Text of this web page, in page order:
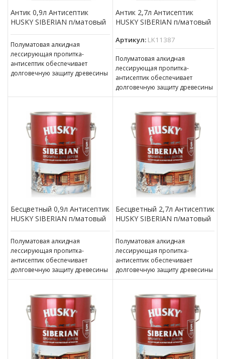
Антик 0,9л Антисептик
HUSKY SIBERIAN п/матовый
Полуматовая алкидная
лессирующая пропитка-
антисептик обеспечивает
долговечную защиту древесины
Антик 2,7л Антисептик
HUSKY SIBERIAN п/матовый
Артикул: LK11387
Полуматовая алкидная
лессирующая пропитка-
антисептик обеспечивает
долговечную защиту древесины
(до 5 лет). Наносится на
отделочной доской фасады,
окна,
Бесцветный 0,9л Антисептик
HUSKY SIBERIAN п/матовый
Полуматовая алкидная
лессирующая пропитка-
антисептик обеспечивает
долговечную защиту древесины
(до 5 лет). Наносится на
отделочной доской фасады,
окна,
Бесцветный 2,7л Антисептик
HUSKY SIBERIAN п/матовый
Полуматовая алкидная
лессирующая пропитка-
антисептик обеспечивает
долговечную защиту древесины
(до 5 лет). Наносится на
отделочной доской фасады,
окна,